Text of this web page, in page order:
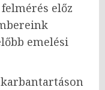
előz
emelési